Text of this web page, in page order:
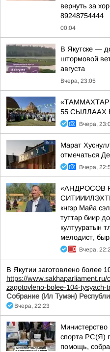
вернуть за
89248754444
00:04
В Якутске —
штормовой
августа
Вчера, 23:05
55 СЫЛЛААХ
Вчера,
Марат
отмечаться
Вчера,
«АНДРОСОВ
кнгэр Майа
туттар биир
култууратын
мелодист,
Вчера,
В Якутии заготовлено более
https://
zagotovleno-bolee-104-tysyach-
Собрание (Ил Тумэн)
Вчера, 22:23
Министерство
спорта РС(Я)
помощь,